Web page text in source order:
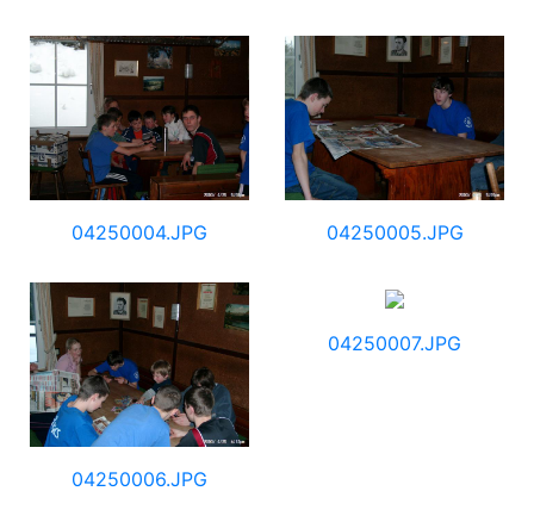
04250004.JPG 04250005.JPG
04250006.JPG
04250007.JPG